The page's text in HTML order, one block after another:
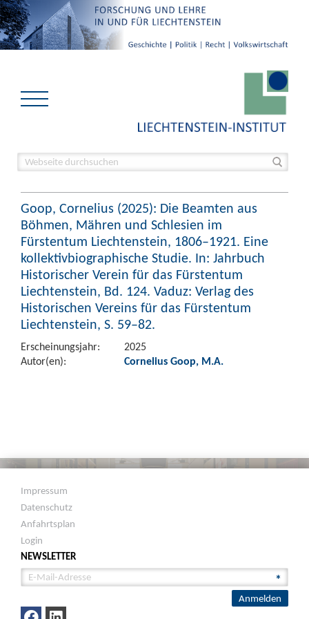
Goop, Cornelius (2025): Die Beamten aus
Böhmen, Mähren und Schlesien im
Fürstentum Liechtenstein, 1806–1921. Eine
kollektivbiographische Studie. In: Jahrbuch
Historischer Verein für das Fürstentum
Liechtenstein, Bd. 124. Vaduz: Verlag des
Historischen Vereins für das Fürstentum
Liechtenstein, S. 59–82.
Erscheinungsjahr:
2025
Autor(en):
Cornelius Goop, M.A.
Impressum
Datenschutz
Anfahrtsplan
Login
NEWSLETTER